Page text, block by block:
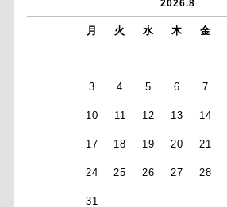
2026.8
月 火 水 木 金
3 4 5 6 7
10 11 12 13 14
17 18 19 20 21
24 25 26 27 28
31